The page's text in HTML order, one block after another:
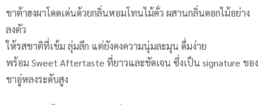
ชาต้าฮงผาโดดเด่นด้วยกลิ่นหอมโทนไม้คั่ว ผสานกลิ่นดอกไม้อย่าง
ลงตัว
ให้รสชาติที่เข้ม ลุ่มลึก แต่ยังคงความนุ่มละมุน ดื่มง่าย
พร้อม Sweet Aftertaste ที่ยาวและชัดเจน ซึ่งเป็น signature ของ
ชาอู่หลงระดับสูง